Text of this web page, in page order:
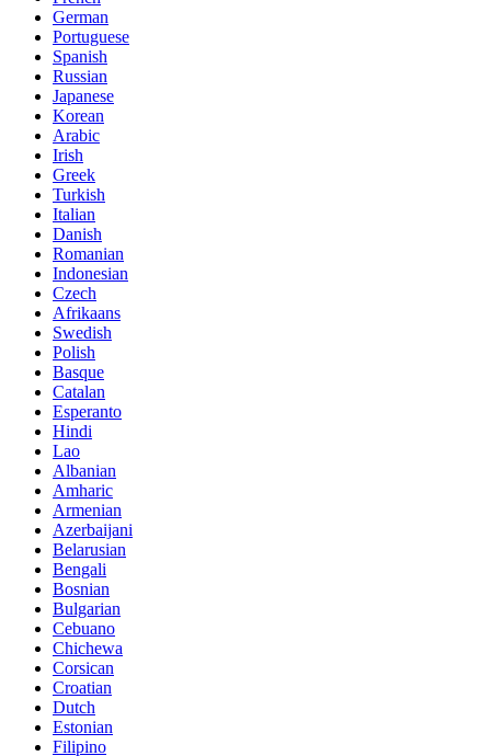
German
Portuguese
Spanish
Russian
Japanese
Korean
Arabic
Irish
Greek
Turkish
Italian
Danish
Romanian
Indonesian
Czech
Afrikaans
Swedish
Polish
Basque
Catalan
Esperanto
Hindi
Lao
Albanian
Amharic
Armenian
Azerbaijani
Belarusian
Bengali
Bosnian
Bulgarian
Cebuano
Chichewa
Corsican
Croatian
Dutch
Estonian
Filipino